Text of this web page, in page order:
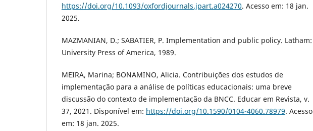
https://doi.org/10.1093/oxfordjournals.jpart.a024270. Acesso em: 18 jan.
2025.
MAZMANIAN, D.; SABATIER, P. Implementation and public policy. Latham:
University Press of America, 1989.
MEIRA, Marina; BONAMINO, Alicia. Contribuições dos estudos de
implementação para a análise de políticas educacionais: uma breve
discussão do contexto de implementação da BNCC. Educar em Revista, v.
37, 2021. Disponível em: https://doi.org/10.1590/0104-4060.78979. Acesso
em: 18 jan. 2025.